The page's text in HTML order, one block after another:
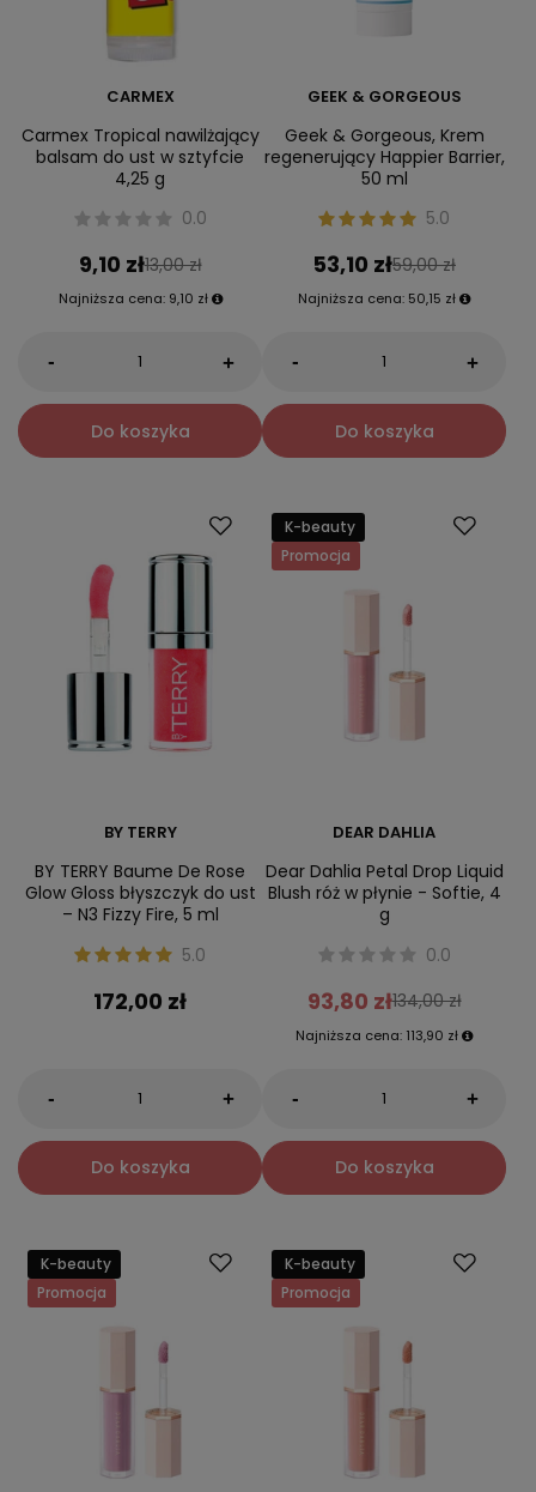
CARMEX
Carmex Tropical nawilżający
balsam do ust w sztyfcie
4,25 g
0.0
9,10 zł13,00 zł
Najniższa cena: 9,10 zł
- +
Do koszyka
GEEK & GORGEOUS
Geek & Gorgeous, Krem
regenerujący Happier Barrier,
50 ml
5.0
53,10 zł59,00 zł
Najniższa cena: 50,15 zł
- +
Do koszyka
BY TERRY
BY TERRY Baume De Rose
Glow Gloss błyszczyk do ust
– N3 Fizzy Fire, 5 ml
5.0
172,00 zł
- +
Do koszyka
K-beauty
Promocja
DEAR DAHLIA
Dear Dahlia Petal Drop Liquid
Blush róż w płynie - Softie, 4
g
0.0
93,80 zł134,00 zł
Najniższa cena: 113,90 zł
- +
Do koszyka
K-beauty
Promocja
K-beauty
Promocja